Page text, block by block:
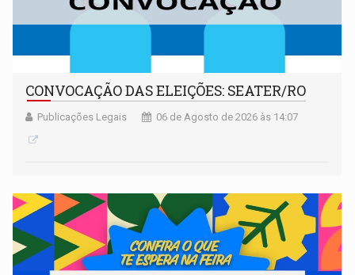
CONVOCAÇÃO DAS ELEIÇÕES: SEATER/RO
Publicações Legais 06 de Agosto de 2026 às 14:07